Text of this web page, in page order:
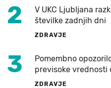
2
V UKC Ljubljana
številke zadnjih dni
ZDRAVJE
3
Pomembno
previsoke vrednosti
ZDRAVJE